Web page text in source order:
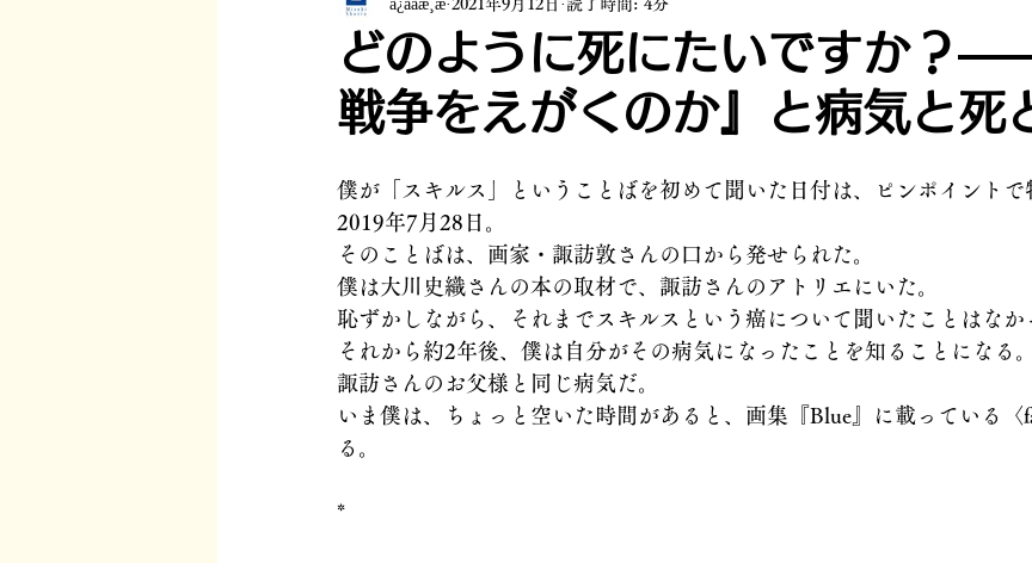
秘蔵写真200枚でたどるアジア・太平洋戦争
作った本・作っている本 記事掲載・広告 病気のこと クリーム 往復書
どのように死にたいですか？
戦争をえがくのか』と病気と死
僕が「スキルス」ということばを初めて聞いた日付は、ピンポイントで
2019年7月28日。
そのことばは、画家・諏訪敦さんの口から発せられた。
僕は大川史織さんの本の取材で、諏訪さんのアトリエにいた。
恥ずかしながら、それまでスキルスという癌について聞いたことはなか
それから約2年後、僕は自分がその病気になったことを知ることになる。
諏訪さんのお父様と同じ病気だ。
いま僕は、ちょっと空いた時間があると、画集『Blue』に載っている〈
る。
*